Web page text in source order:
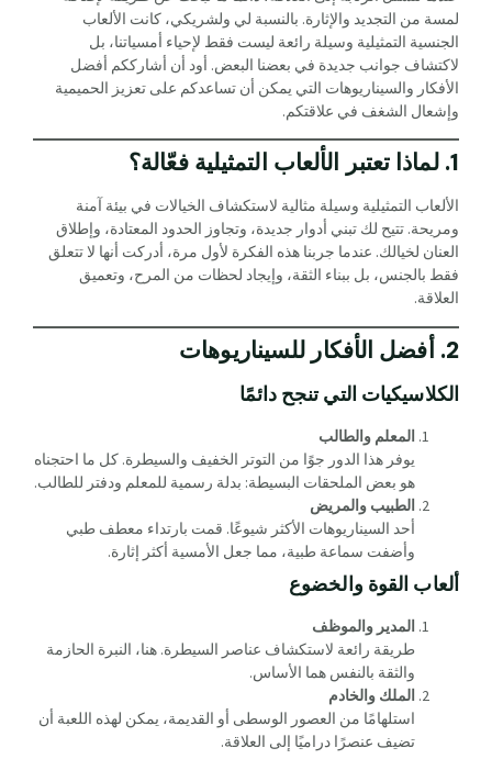
لمسة من التجديد والإثارة. بالنسبة لي ولشريكي، كانت الألعاب
الجنسية التمثيلية وسيلة رائعة ليست فقط لإحياء أمسياتنا، بل
لاكتشاف جوانب جديدة في بعضنا البعض. أود أن أشارككم أفضل
الأفكار والسيناريوهات التي يمكن أن تساعدكم على تعزيز الحميمية
وإشعال الشغف في علاقتكم.
1. لماذا تعتبر الألعاب التمثيلية فعّالة؟
الألعاب التمثيلية وسيلة مثالية لاستكشاف الخيالات في بيئة آمنة
ومريحة. تتيح لك تبني أدوار جديدة، وتجاوز الحدود المعتادة، وإطلاق
العنان لخيالك. عندما جربنا هذه الفكرة لأول مرة، أدركت أنها لا تتعلق
فقط بالجنس، بل ببناء الثقة، وإيجاد لحظات من المرح، وتعميق
العلاقة.
2. أفضل الأفكار للسيناريوهات
الكلاسيكيات التي تنجح دائمًا
المعلم والطالب
يوفر هذا الدور جوًا من التوتر الخفيف والسيطرة. كل ما احتجناه
هو بعض الملحقات البسيطة: بدلة رسمية للمعلم ودفتر للطالب.
الطبيب والمريض
أحد السيناريوهات الأكثر شيوعًا. قمت بارتداء معطف طبي
وأضفت سماعة طبية، مما جعل الأمسية أكثر إثارة.
ألعاب القوة والخضوع
المدير والموظف
طريقة رائعة لاستكشاف عناصر السيطرة. هنا، النبرة الحازمة
والثقة بالنفس هما الأساس.
الملك والخادم
استلهامًا من العصور الوسطى أو القديمة، يمكن لهذه اللعبة أن
تضيف عنصرًا دراميًا إلى العلاقة.